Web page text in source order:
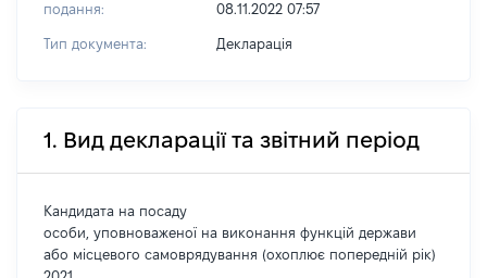
подання:
08.11.2022 07:57
Тип документа: Декларація
1. Вид декларації та звітний період
Кандидата на посаду
особи, уповноваженої на виконання функцій держави
або місцевого самоврядування (охоплює попередній рік)